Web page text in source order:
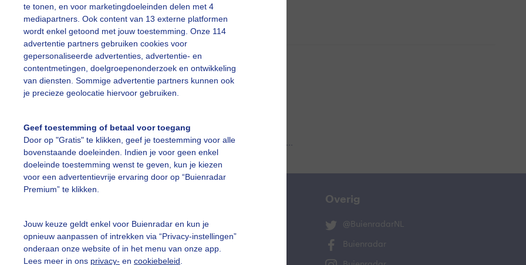
te tonen, en voor marketingdoeleinden delen met 4
mediapartners. Ook content van 13 externe platformen
wordt enkel getoond met jouw toestemming. Onze 114
advertentie partners gebruiken cookies voor
gepersonaliseerde advertenties, advertentie- en
contentmetingen, doelgroepenonderzoek en ontwikkeling
van diensten. Sommige advertentie partners kunnen ook
je precieze geolocatie hiervoor gebruiken.
Geef toestemming of betaal voor toegang
Door op "Gratis" te klikken, geef je toestemming voor alle
bovenstaande doeleinden. Indien je voor geen enkel
doeleinde toestemming wenst te geven, kun je kiezen
voor een advertentievrije ervaring door op “Buienradar
Premium” te klikken.
Jouw keuze geldt enkel voor Buienradar en kun je
opnieuw aanpassen of intrekken via “Privacy-instellingen”
onderaan onze website of in het menu van onze app.
Lees meer in ons privacy- en cookiebeleid
Afentoezon Kleineopklarinkjes
slideshow
Een moment geduld aub...
vragen
De Bilt
Overig
@BuienradarNL
Buienradar